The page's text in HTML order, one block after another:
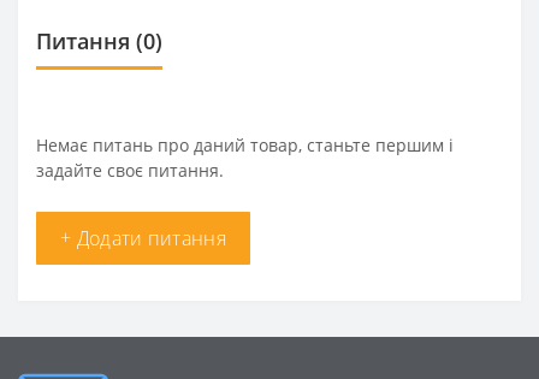
Питання (0)
Немає питань про даний товар, станьте першим і
задайте своє питання.
+ Додати питання